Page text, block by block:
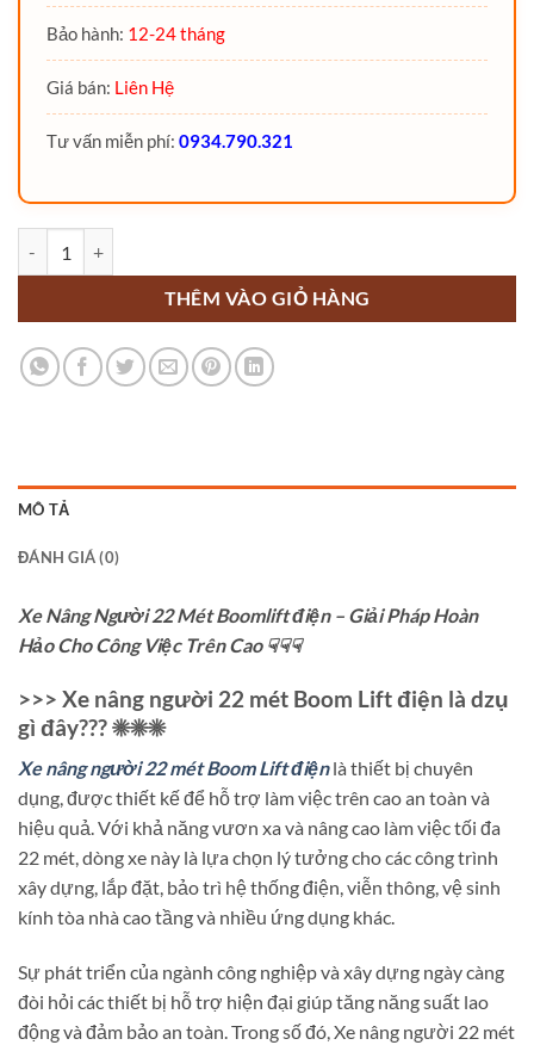
Bảo hành: 12-24 tháng
Giá bán: Liên Hệ
Tư vấn miễn phí: 0934.790.321
THÊM VÀO GIỎ HÀNG
MÔ TẢ
ĐÁNH GIÁ (0)
Xe Nâng Người 22 Mét Boomlift điện – Giải Pháp Hoàn
Hảo Cho Công Việc Trên Cao ☟☟☟
>>> Xe nâng người 22 mét Boom Lift điện là dzụ
gì đây??? ☀☀☀
Xe nâng người 22 mét Boom Lift điệnlà thiết bị chuyên
dụng, được thiết kế để hỗ trợ làm việc trên cao an toàn và
hiệu quả. Với khả năng vươn xa và nâng cao làm việc tối đa
22 mét, dòng xe này là lựa chọn lý tưởng cho các công trình
xây dựng, lắp đặt, bảo trì hệ thống điện, viễn thông, vệ sinh
kính tòa nhà cao tầng và nhiều ứng dụng khác.
Sự phát triển của ngành công nghiệp và xây dựng ngày càng
đòi hỏi các thiết bị hỗ trợ hiện đại giúp tăng năng suất lao
động và đảm bảo an toàn. Trong số đó, Xe nâng người 22 mét